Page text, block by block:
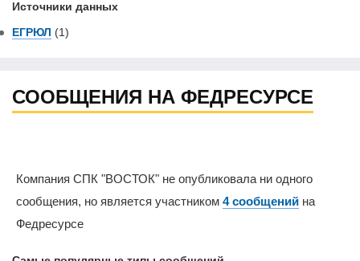
Источники данных
ЕГРЮЛ (1)
СООБЩЕНИЯ НА ФЕДРЕСУРСЕ
Компания СПК "ВОСТОК" не опубликовала ни одного
сообщения, но является участником 4 сообщений на
Федресурсе